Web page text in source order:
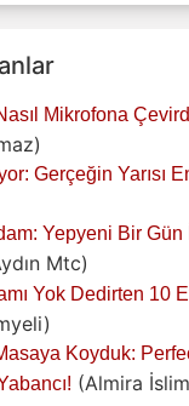
Mikrofona
Gerçeğin Yarısı
Yepyeni Bir
Mtc)
Yok Dedirten 10
Koyduk:
(Almira